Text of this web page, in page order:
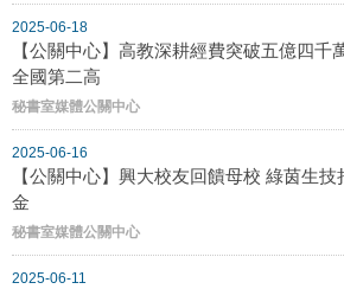
2025-06-18
【公關中心】高教深耕經費突破五億四千
全國第二高
秘書室媒體公關中心
2025-06-16
【公關中心】興大校友回饋母校 綠茵生
金
秘書室媒體公關中心
2025-06-11